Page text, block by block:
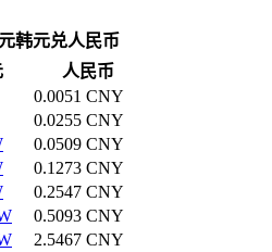
韩元兑人民币
人民币
0.0051 CNY
0.0255 CNY
0.0509 CNY
0.1273 CNY
0.2547 CNY
0.5093 CNY
2.5467 CNY